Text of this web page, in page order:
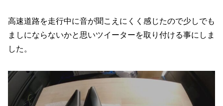
高速道路を走行中に音が聞こえにくく感じたので少しでも
ましにならないかと思いツイーターを取り付ける事にしま
した。